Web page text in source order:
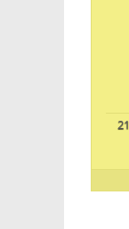
21